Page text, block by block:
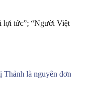
lợi tức”; “Người Việt
Thảnh là nguyên đơn